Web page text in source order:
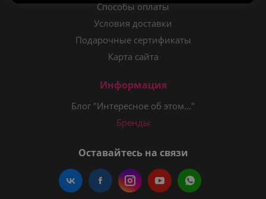
Способы оплаты
Условия доставки
Подарочные сертификаты
Карта сайта
Информация
Блог "Интересное об этом..."
Бренды
Оставайтесь на связи